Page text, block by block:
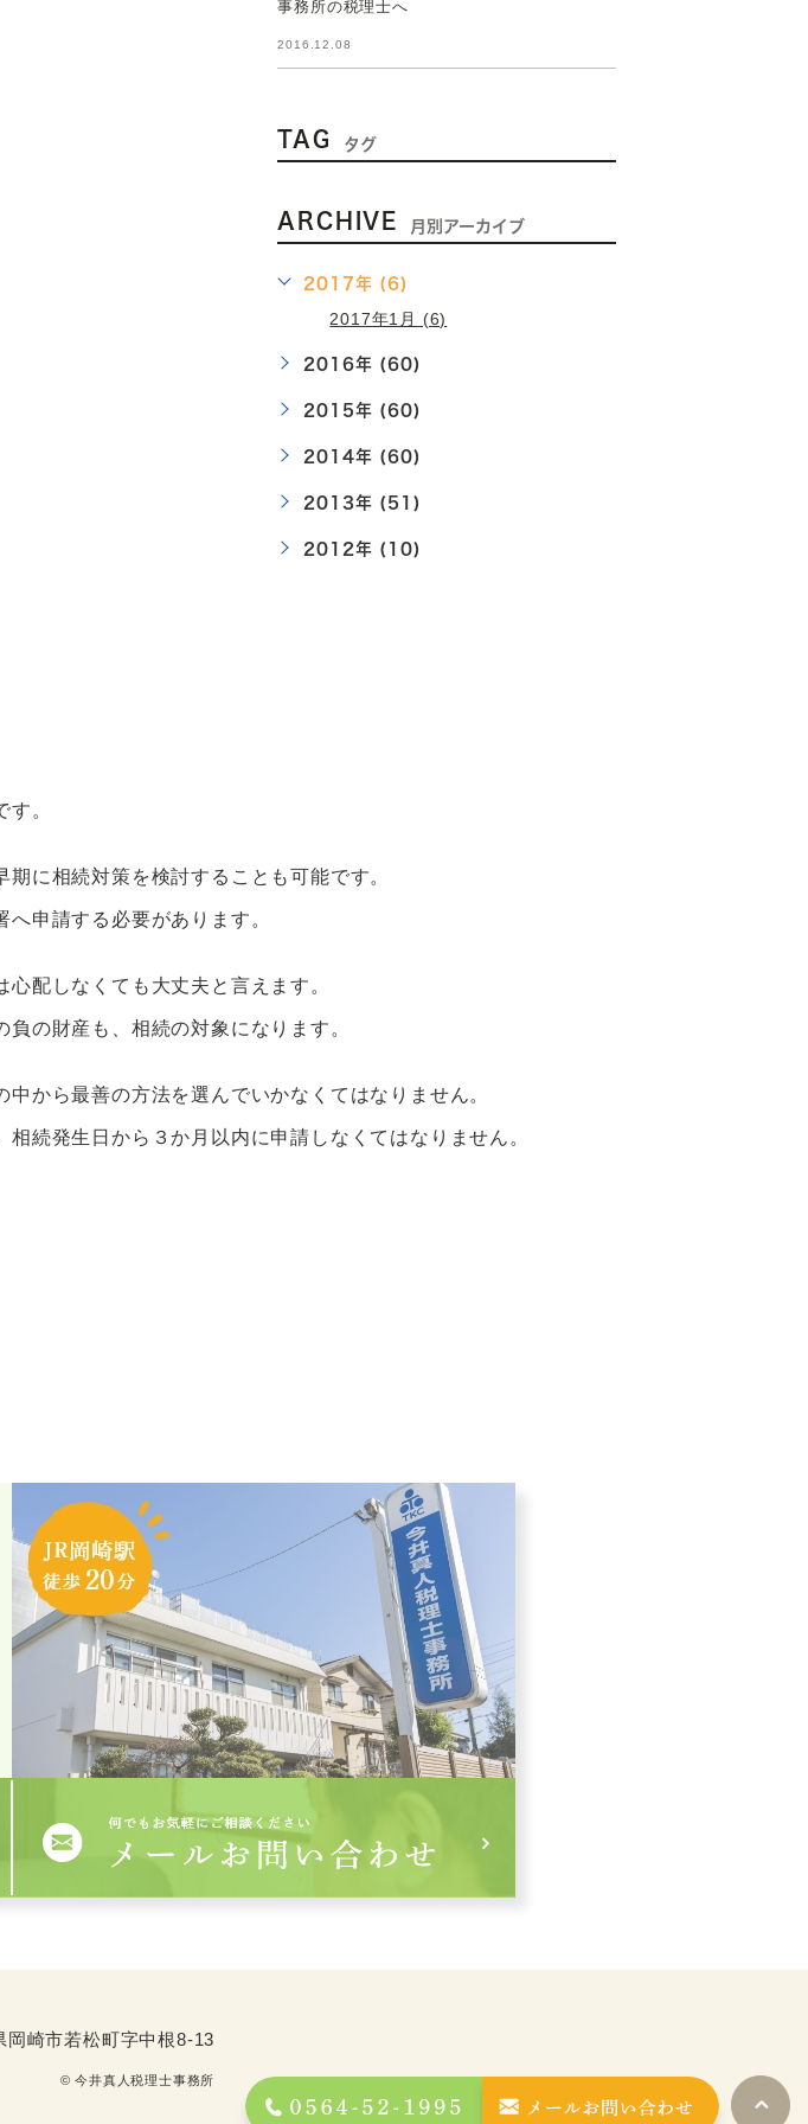
事務所の税理士へ
2016.12.08
TAG タグ
ARCHIVE 月別アーカイブ
2017年 (6)
2017年1月 (6)
2016年 (60)
2015年 (60)
2014年 (60)
2013年 (51)
2012年 (10)
。
に相続対策を検討することも可能です。
申請する必要があります。
配しなくても大丈夫と言えます。
の財産も、相続の対象になります。
から最善の方法を選んでいかなくてはなりません。
続発生日から３か月以内に申請しなくてはなりません。
岡崎市若松町字中根8-13
© 今井真人税理士事務所